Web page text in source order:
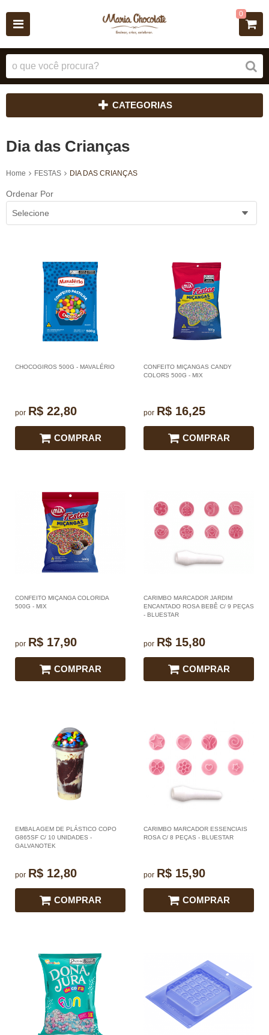
0
CATEGORIAS
Dia das Crianças
Home FESTAS DIA DAS CRIANÇAS
Ordenar Por
Selecione
CHOCOGIROS 500G - MAVALÉRIO
por R$ 22,80
COMPRAR
CONFEITO MIÇANGAS CANDY
COLORS 500G - MIX
por R$ 16,25
COMPRAR
CONFEITO MIÇANGA COLORIDA
500G - MIX
por R$ 17,90
COMPRAR
CARIMBO MARCADOR JARDIM
ENCANTADO ROSA BEBÊ C/ 9 PEÇAS
- BLUESTAR
por R$ 15,80
COMPRAR
EMBALAGEM DE PLÁSTICO COPO
G865SF C/ 10 UNIDADES -
GALVANOTEK
por R$ 12,80
COMPRAR
CARIMBO MARCADOR ESSENCIAIS
ROSA C/ 8 PEÇAS - BLUESTAR
por R$ 15,90
COMPRAR